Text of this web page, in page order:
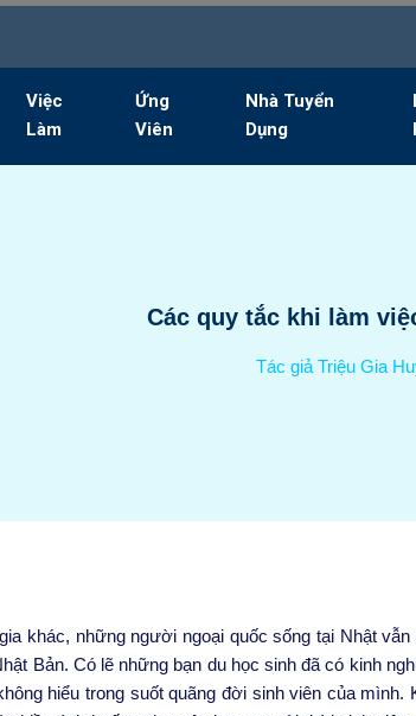
Việc
Làm
Ứng
Viên
Nhà Tuyển
Dụng
Các quy tắc khi làm
Tác giảTriệu Gia
khác, những người ngoại quốc sống tại Nhật
Bản. Có lẽ những bạn du học sinh đã có kinh
hiểu trong suốt quãng đời sinh viên của